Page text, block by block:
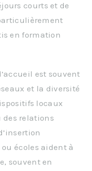
courts et de
en formation
est souvent
et la diversité
locaux
des relations
écoles aident à
souvent en